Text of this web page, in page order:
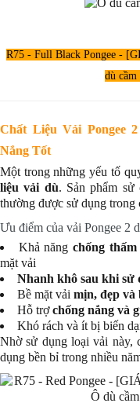
R75 - Full Black Pongee -
dù cầm
Chất Liệu Vải Pongee
Nắng Tốt
Một trong những yếu tố
liệu vải dù. Sản phẩm sử
thường được sử dụng trong
Ưu điểm của vải Pongee 2
Khả năngchống
mặt vải
Nhanh khô sau khi sử
Bề mặt vải mịn, đẹp và
Hỗ trợchống nắng và
Khó rách và ít bị biến
Nhờ sử dụng loại vải này,
dụng bền bỉ trong nhiều